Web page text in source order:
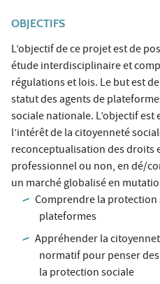
OBJECTIFS
L’objectif de ce projet est de
étude interdisciplinaire et
régulations et lois. Le but est
statut des agents de
sociale nationale. L’objectif
l’intérêt de la citoyenneté
reconceptualisation des droits
professionnel ou non, en dé/
un marché globalisé en
Comprendre la
plateformes
Appréhender la
normatif pour penser
la protection sociale